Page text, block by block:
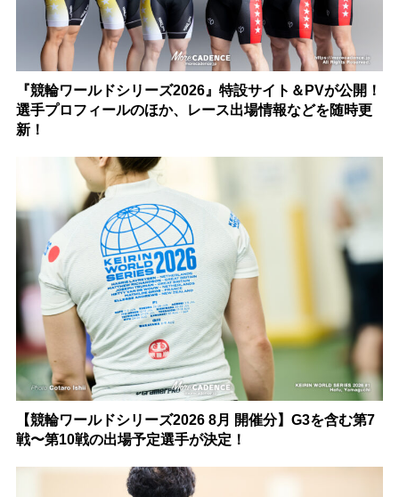
『競輪ワールドシリーズ2026』特設サイト＆PVが公開！
選手プロフィールのほか、レース出場情報などを随時更
新！
【競輪ワールドシリーズ2026 8月 開催分】G3を含む第7
戦〜第10戦の出場予定選手が決定！